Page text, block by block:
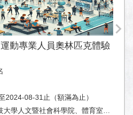
動專業人員奧林匹克體驗
2024-08-31止（額滿為止）
暨社會科學院、體育室及休閒運動健康系。